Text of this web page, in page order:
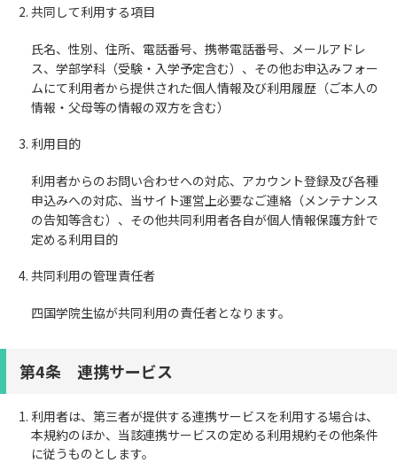
共同して利用する項目
氏名、性別、住所、電話番号、携帯電話番号、メールアドレ
ス、学部学科（受験・入学予定含む）、その他お申込みフォー
ムにて利用者から提供された個人情報及び利用履歴（ご本人の
情報・父母等の情報の双方を含む）
利用目的
利用者からのお問い合わせへの対応、アカウント登録及び各種
申込みへの対応、当サイト運営上必要なご連絡（メンテナンス
の告知等含む）、その他共同利用者各自が個人情報保護方針で
定める利用目的
共同利用の管理責任者
四国学院生協が共同利用の責任者となります。
第4条 連携サービス
利用者は、第三者が提供する連携サービスを利用する場合は、
本規約のほか、当該連携サービスの定める利用規約その他条件
に従うものとします。